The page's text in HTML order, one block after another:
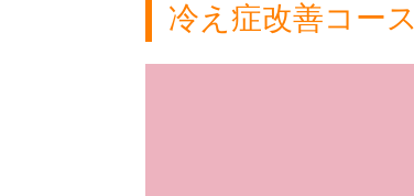
冷え症改善コース